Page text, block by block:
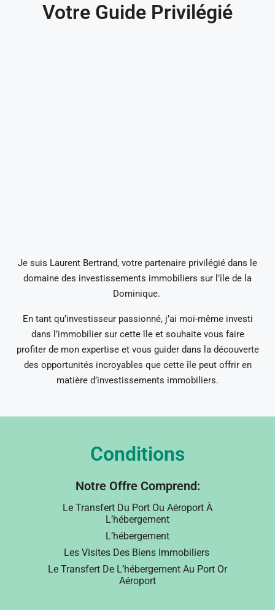
Votre Guide Privilégié
Je suis Laurent Bertrand, votre partenaire privilégié dans le
domaine des investissements immobiliers sur l’île de la
Dominique.
En tant qu’investisseur passionné, j’ai moi-même investi
dans l’immobilier sur cette île et souhaite vous faire
profiter de mon expertise et vous guider dans la découverte
des opportunités incroyables que cette île peut offrir en
matière d’investissements immobiliers.
Conditions
Notre Offre Comprend:
Le Transfert Du Port Ou Aéroport À
L’hébergement
L’hébergement
Les Visites Des Biens Immobiliers
Le Transfert De L’hébergement Au Port Or
Aéroport